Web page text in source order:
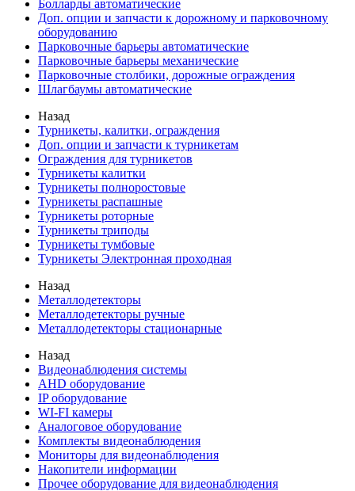
Болларды автоматические
Доп. опции и запчасти к дорожному и парковочному
оборудованию
Парковочные барьеры автоматические
Парковочные барьеры механические
Парковочные столбики, дорожные ограждения
Шлагбаумы автоматические
Назад
Турникеты, калитки, ограждения
Доп. опции и запчасти к турникетам
Ограждения для турникетов
Турникеты калитки
Турникеты полноростовые
Турникеты распашные
Турникеты роторные
Турникеты триподы
Турникеты тумбовые
Турникеты Электронная проходная
Назад
Металлодетекторы
Металлодетекторы ручные
Металлодетекторы стационарные
Назад
Видеонаблюдения cистемы
AHD оборудование
IP оборудование
WI-FI камеры
Аналоговое оборудование
Комплекты видеонаблюдения
Мониторы для видеонаблюдения
Накопители информации
Прочее оборудование для видеонаблюдения